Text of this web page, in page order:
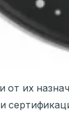
от их